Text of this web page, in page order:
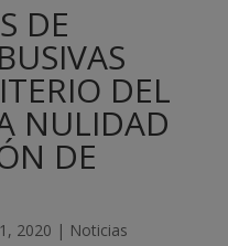
DE
DEL
NULIDAD
DE
2020 | Noticias